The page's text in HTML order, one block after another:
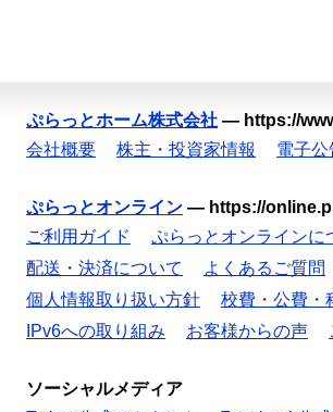
ぷらっとホーム株式会社 — https://
会社概要
株主・投資家情報 電子公
ぷらっとオンライン — https://
ご利用ガイド
ぷらっとオンラインに
配送・決済について
よくあるご質問
個人情報取り扱い方針
校費・公費・
IPv6への取り組み
お客様からの声
ソーシャルメディア